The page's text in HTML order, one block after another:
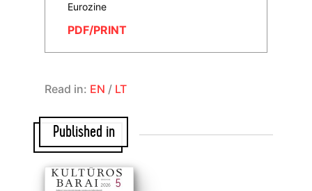
Eurozine
PDF/PRINT
Read in: EN / LT
Published in